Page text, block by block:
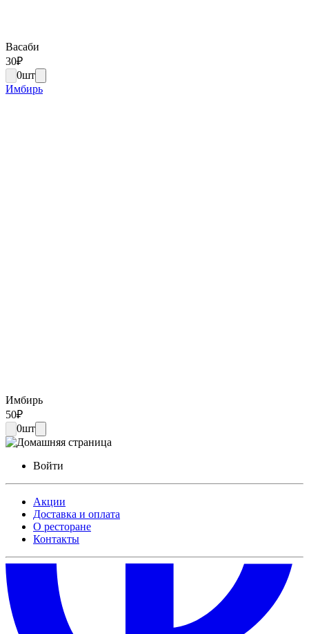
Васаби
30₽
0шт
Имбирь
Имбирь
50₽
0шт
Войти
Акции
Доставка и оплата
О ресторане
Контакты